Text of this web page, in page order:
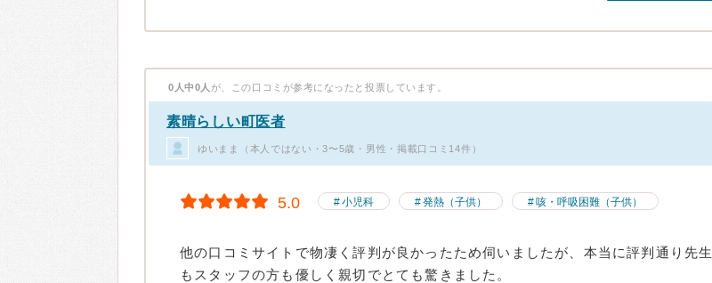
0人中0人 が、この口コミが参考になったと投票しています。
素晴らしい町医者
ゆいまま（本人ではない・3〜5歳・男性・掲載口コミ14件）
5.0 小児科 発熱（子供） 咳・呼吸困難（子供）
他の口コミサイトで物凄く評判が良かったため伺いましたが、本当に評判通り先生
もスタッフの方も優しく親切でとても驚きました。